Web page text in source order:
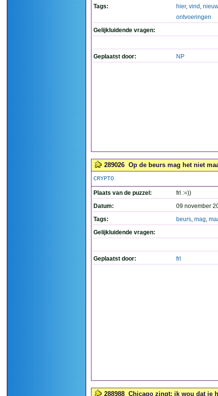
Tags:
hier, vind ,
ontvoeringen
Gelijkluidende vragen:
Geplaatst door: NP
289026 Op de beurs mag het niet
CRYPTO
Plaats van de puzzel:
frl :=))
Datum:
09 november
Tags:
beurs, mag,
Gelijkluidende vragen:
Geplaatst door: frl
288988 Chicago zingt: ik wou dat je